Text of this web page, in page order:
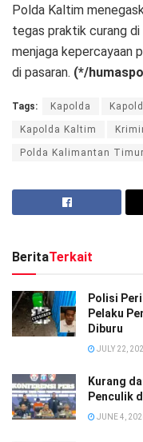
Polda Kaltim
tegas praktik curang
menjaga kepercayaan
di pasaran. (*/
Tags: Kapolda
Kapolda Kaltim
Polda Kalimantan Timur
BeritaTerkait
Polisi
Pelaku
Diburu
JULY 22,
Kurang
Penculik
JUNE 4,